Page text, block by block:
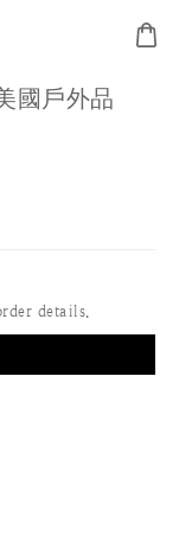
國戶外品
details.